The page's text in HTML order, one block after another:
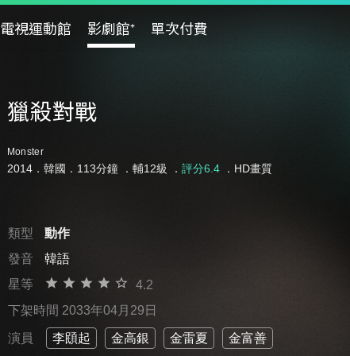
電視運動館 影劇館⁺ 單次付費
獵殺對戰
Monster
2014．韓國．113分鐘 ． 輔12級 ． 評分6.4．HD畫質
類型
動作
發音
韓語
星等
4.2
下架時間 2033年04月29日
演員 李䪸起 金高銀 金雷夏 金富善